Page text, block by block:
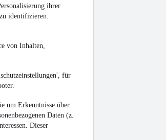
ihrer
identifizieren.
von Inhalten,
für
um Erkenntnisse über
Daten (z.
Dieser